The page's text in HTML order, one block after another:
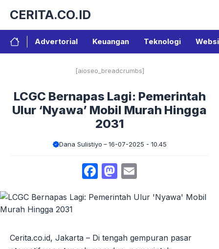
isi
CERITA.CO.ID
Advertorial Keuangan Teknologi
[aioseo_breadcrumbs]
LCGC Bernapas Lagi: Pemerintah
Ulur ‘Nyawa’ Mobil Murah Hingga
2031
Dana Sulistiyo 16-07-2025 - 10.45
Facebook
Mastodon
Cerita.co.id, Jakarta – Di tengah gempuran pasar